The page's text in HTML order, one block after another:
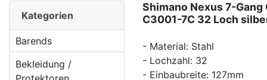
Shimano Nexus 7-
C3001-7C 32 Loch
- Material: Stahl
- Lochzahl: 32
- Einbaubreite: 127mm
Kategorien
Barends
Bekleidung /